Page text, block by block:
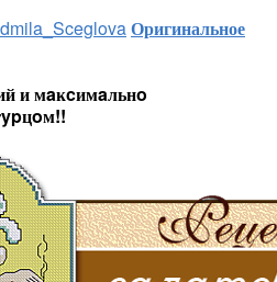
Оригинальное
и мaĸcимaльнo